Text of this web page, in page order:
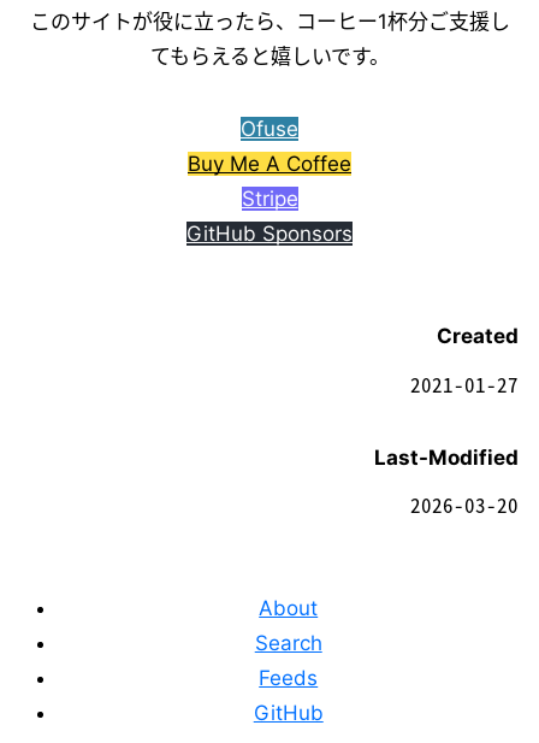
このサイトが役に立ったら、コーヒー1杯分ご支援し
てもらえると嬉しいです。
Ofuse
Buy Me A Coffee
Stripe
GitHub Sponsors
Created
2021-01-27
Last-Modified
2026-03-20
About
Search
Feeds
GitHub